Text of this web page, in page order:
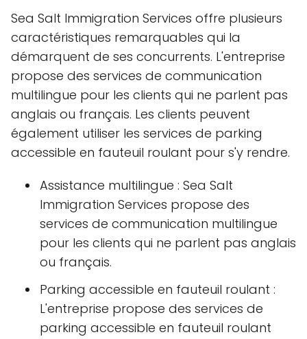
Sea Salt Immigration Services offre plusieurs
caractéristiques remarquables qui la
démarquent de ses concurrents. L'entreprise
propose des services de communication
multilingue pour les clients qui ne parlent pas
anglais ou français. Les clients peuvent
également utiliser les services de parking
accessible en fauteuil roulant pour s'y rendre.
Assistance multilingue : Sea Salt
Immigration Services propose des
services de communication multilingue
pour les clients qui ne parlent pas anglais
ou français.
Parking accessible en fauteuil roulant :
L'entreprise propose des services de
parking accessible en fauteuil roulant